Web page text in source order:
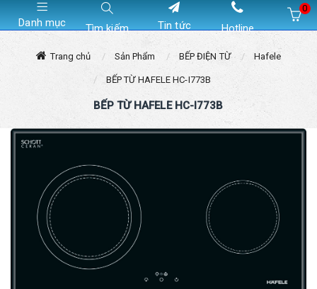
Danh mục Tìm kiếm Tin tức Hotline
0
Trang chủ Sản Phẩm BẾP ĐIỆN TỪ Hafele
BẾP TỪ HAFELE HC-I773B
BẾP TỪ HAFELE HC-I773B